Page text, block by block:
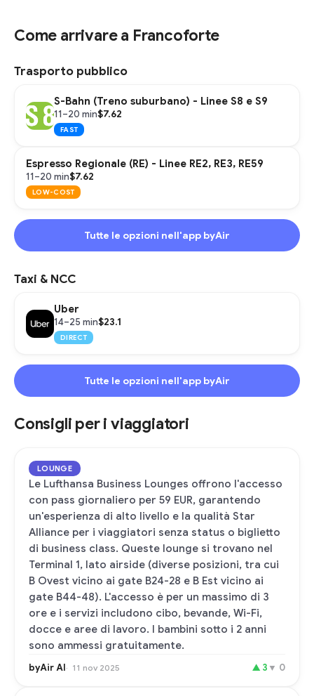
Come arrivare a Francoforte
Trasporto pubblico
S-Bahn (Treno suburbano) - Linee S8 e S9
11–20 min$7.62
FAST
Espresso Regionale (RE) - Linee RE2, RE3, RE59
11–20 min$7.62
LOW-COST
Tutte le opzioni nell'app byAir
Taxi & NCC
Uber
14–25 min$23.1
DIRECT
Tutte le opzioni nell'app byAir
Consigli per i viaggiatori
LOUNGE
Le Lufthansa Business Lounges offrono l'accesso
con pass giornaliero per 59 EUR, garantendo
un'esperienza di alto livello e la qualità Star
Alliance per i viaggiatori senza status o biglietto
di business class. Queste lounge si trovano nel
Terminal 1, lato airside (diverse posizioni, tra cui
B Ovest vicino ai gate B24-28 e B Est vicino ai
gate B44-48). L'accesso è per un massimo di 3
ore e i servizi includono cibo, bevande, Wi-Fi,
docce e aree di lavoro. I bambini sotto i 2 anni
sono ammessi gratuitamente.
byAir AI 11 nov 2025 ▲ 3 ▼ 0